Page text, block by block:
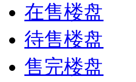
在售楼盘
待售楼盘
售完楼盘